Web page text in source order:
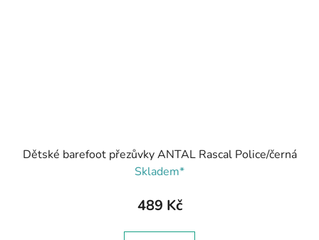
Dětské barefoot přezůvky ANTAL Rascal Police/černá
Skladem*
489 Kč